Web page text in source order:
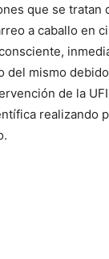
que se tratan
a caballo en
mismo
de la
realizando